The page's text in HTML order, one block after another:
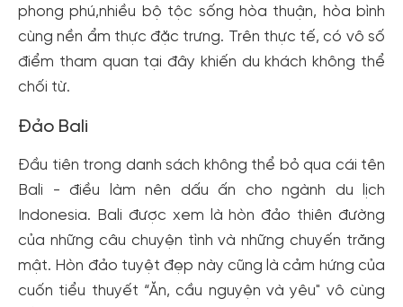
phong phú,nhiều bộ tộc sống hòa thuận, hòa bình
cùng nền ẩm thực đặc trưng. Trên thực tế, có vô số
điểm tham quan tại đây khiến du khách không thể
chối từ.
Đảo Bali
Đầu tiên trong danh sách không thể bỏ qua cái tên
Bali - điều làm nên dấu ấn cho ngành du lịch
Indonesia. Bali được xem là hòn đảo thiên đường
của những câu chuyện tình và những chuyến trăng
mật. Hòn đảo tuyệt đẹp này cũng là cảm hứng của
cuốn tiểu thuyết “Ăn, cầu nguyện và yêu" vô cùng